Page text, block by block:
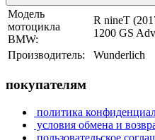
Модель
мотоцикла
BMW:
R nineT
1200 GS
Производитель:
Wunderlich
покупателям
политика
условия обмена и
пользовательское